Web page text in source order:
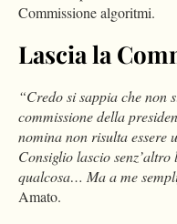
Commissione algoritmi.
Lascia la
“Credo si sappia che non
commissione della
nomina non risulta essere
Consiglio lascio
qualcosa… Ma a me
Amato.